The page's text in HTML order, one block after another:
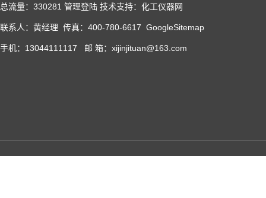
总流量：330281 管理登陆 技术支持：化工仪器网
联系人：黄经理 传真：400-780-6617 GoogleSitemap
手机：13044111117 邮 箱：xijinjituan@163.com